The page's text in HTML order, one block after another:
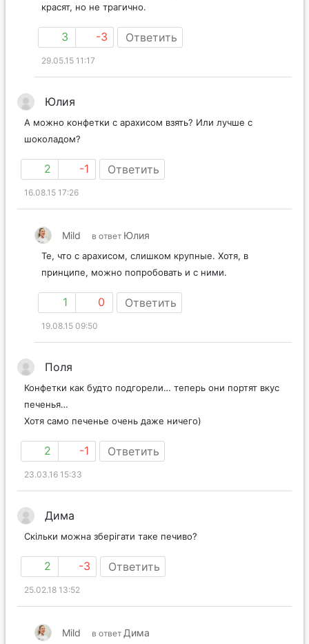
красят, но не трагично.
3 -3 Ответить
29.05.15 11:17
Юлия
А можно конфетки с арахисом взять? Или лучше с
шоколадом?
2 -1 Ответить
16.08.15 17:26
Mild в ответ Юлия
Те, что с арахисом, слишком крупные. Хотя, в
принципе, можно попробовать и с ними.
1 0 Ответить
19.08.15 09:50
Поля
Конфетки как будто подгорели… теперь они портят вкус
печенья…
Хотя само печенье очень даже ничего)
2 -1 Ответить
23.03.16 15:33
Дима
Скільки можна зберігати таке печиво?
2 -3 Ответить
25.02.18 13:52
Mild в ответ Дима